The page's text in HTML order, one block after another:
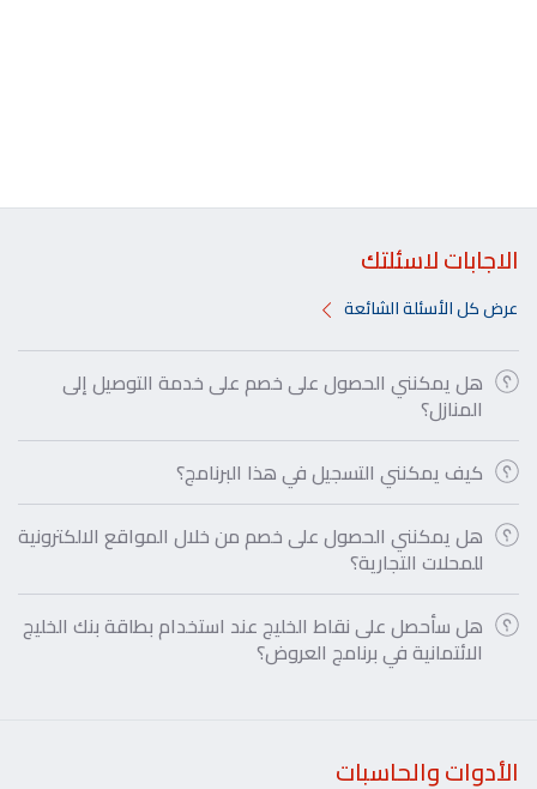
الاجابات لاسئلتك
عرض كل الأسئلة الشائعة
هل يمكنني الحصول على خصم على خدمة التوصيل إلى
المنازل؟
كيف يمكنني التسجيل في هذا البرنامج؟
هل يمكنني الحصول على خصم من خلال المواقع الالكترونية
للمحلات التجارية؟
هل سأحصل على نقاط الخليج عند استخدام بطاقة بنك الخليج
الائتمانية في برنامج العروض؟
الأدوات والحاسبات